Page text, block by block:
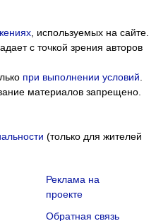
, используемых на сайте.
с точкой зрения авторов
при выполнении условий.
материалов запрещено.
(только для жителей
Реклама на
проекте
Обратная связь